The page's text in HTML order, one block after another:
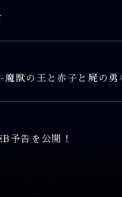
獣の王と赤子と屍の勇
予告を公開！